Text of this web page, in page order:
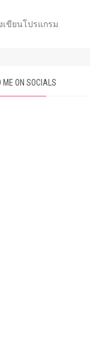
เขียนโปรแกรม
ME ON SOCIALS